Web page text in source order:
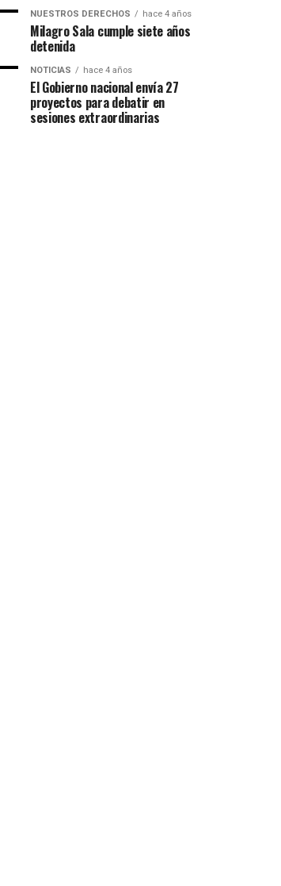
NUESTROS DERECHOS hace 4 años
Milagro Sala cumple siete años
detenida
NOTICIAS hace 4 años
El Gobierno nacional envía 27
proyectos para debatir en
sesiones extraordinarias